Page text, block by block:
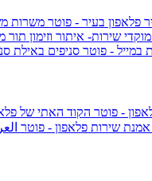
פלאפון בעיר - פוטר משרות
מוקדי שירות- איתור וזימון תור
במייל - פוטר סניפים באילת
- פוטר הקוד האתי של
אמנת שירות פלאפון - פוטר